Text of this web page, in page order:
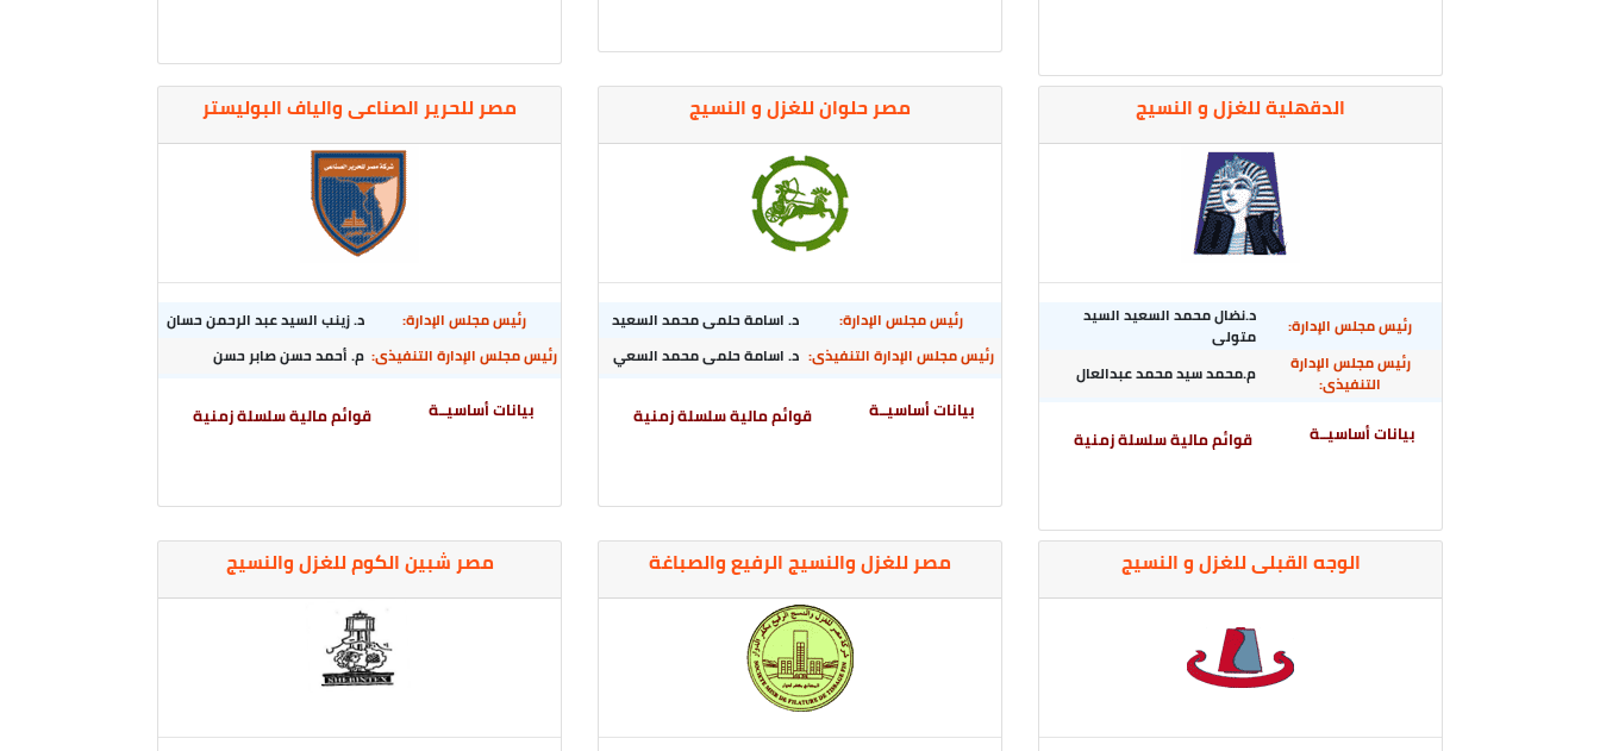
الدقهلية للغزل و النسيج
رئيس مجلس الإدارة: د.نضال محمد السعيد السيد
متولى
رئيس مجلس الإدارة
التنفيذى: م.محمد سيد محمد عبدالعال
بيانات أساسيــة قوائم مالية سلسلة زمنية
مصر حلوان للغزل و النسيج
رئيس مجلس الإدارة:
د. اسامة حلمى محمد السعيد
رئيس مجلس الإدارة التنفيذى: د. اسامة حلمى محمد السعي
بيانات أساسيــة قوائم مالية سلسلة زمنية
مصر للحرير الصناعى والياف البوليستر
رئيس مجلس الإدارة:
د. زينب السيد عبد الرحمن حسان
رئيس مجلس الإدارة التنفيذى: م. أحمد حسن صابر حسن
بيانات أساسيــة قوائم مالية سلسلة زمنية
الوجه القبلى للغزل و النسيج مصر للغزل والنسيج الرفيع والصباغة مصر شبين الكوم للغزل والنسيج